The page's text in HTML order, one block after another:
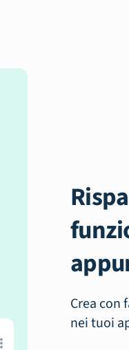
Crea con
nei tuoi